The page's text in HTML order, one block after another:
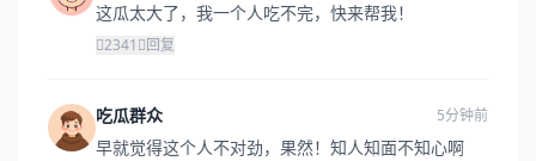
这瓜太大了，我一个人吃不完，快来帮我！
2341 回复
吃瓜群众 5分钟前
早就觉得这个人不对劲，果然！知人知面不知心啊